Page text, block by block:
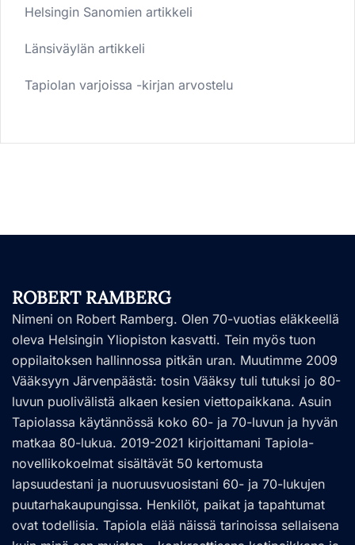
Helsingin Sanomien artikkeli
Länsiväylän artikkeli
Tapiolan varjoissa -kirjan arvostelu
ROBERT RAMBERG
Nimeni on Robert Ramberg. Olen 70-vuotias eläkkeellä
oleva Helsingin Yliopiston kasvatti. Tein myös tuon
oppilaitoksen hallinnossa pitkän uran. Muutimme 2009
Vääksyyn Järvenpäästä: tosin Vääksy tuli tutuksi jo 80-
luvun puolivälistä alkaen kesien viettopaikkana. Asuin
Tapiolassa käytännössä koko 60- ja 70-luvun ja hyvän
matkaa 80-lukua. 2019-2021 kirjoittamani Tapiola-
novellikokoelmat sisältävät 50 kertomusta
lapsuudestani ja nuoruusvuosistani 60- ja 70-lukujen
puutarhakaupungissa. Henkilöt, paikat ja tapahtumat
ovat todellisia. Tapiola elää näissä tarinoissa sellaisena